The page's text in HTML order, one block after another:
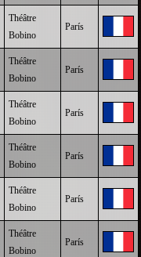
Théâtre
Bobino
París
Théâtre
Bobino
París
Théâtre
Bobino
París
Théâtre
Bobino
París
Théâtre
Bobino
París
Théâtre
Bobino
París